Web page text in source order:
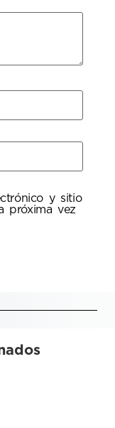
y sitio
próxima vez